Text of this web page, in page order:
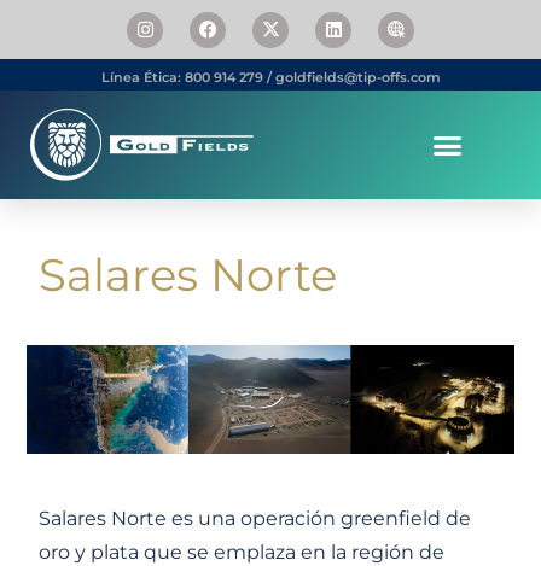
Línea Ética: 800 914 279 / goldfields@tip-offs.com
Salares Norte
Salares Norte es una operación greenfield de
oro y plata que se emplaza en la región de